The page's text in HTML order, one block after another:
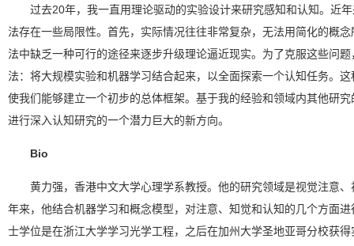
过去20年，我一直用理论驱动的实验设计来研究感知和认知。近
法存在一些局限性。首先，实际情况往往非常复杂，无法用简化的概
法中缺乏一种可行的途径来逐步升级理论逼近现实。为了克服这些问
法：将大规模实验和机器学习结合起来，以全面探索一个认知任务。
使我们能够建立一个初步的总体框架。基于我的经验和领域内其他研
进行深入认知研究的一个潜力巨大的新方向。
Bio
黄力强，香港中文大学心理学系教授。他的研究领域是视觉注意
年来，他结合机器学习和概念模型，对注意、知觉和认知的几个方面
士学位是在浙江大学学习光学工程，之后在加州大学圣地亚哥分校获